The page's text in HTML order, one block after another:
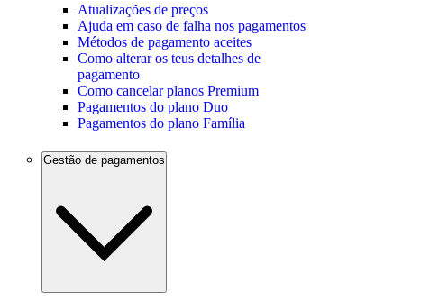
Atualizações de preços
Ajuda em caso de falha nos pagamentos
Métodos de pagamento aceites
Como alterar os teus detalhes de
pagamento
Como cancelar planos Premium
Pagamentos do plano Duo
Pagamentos do plano Família
Gestão de pagamentos